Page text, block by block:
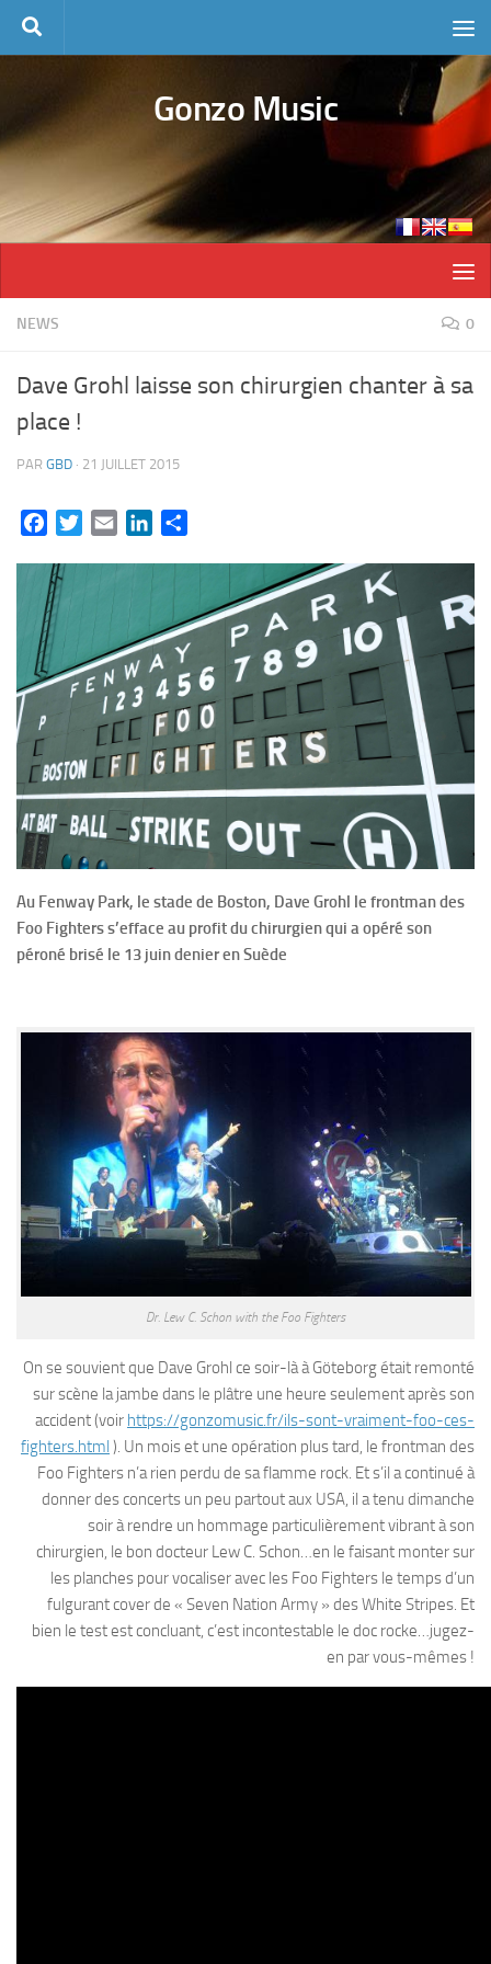
Skip to content
Gonzo Music
NEWS 0
Dave Grohl laisse son chirurgien chanter à sa
place !
PAR GBD · 21 JUILLET 2015
FacebookTwitterEmail LinkedIn
Au Fenway Park, le stade de Boston, Dave Grohl le frontman des
Foo Fighters s’efface au profit du chirurgien qui a opéré son
péroné brisé le 13 juin denier en Suède
Dr. Lew C. Schon with the Foo Fighters
On se souvient que Dave Grohl ce soir-là à Göteborg était remonté
sur scène la jambe dans le plâtre une heure seulement après son
accident (voir https://gonzomusic.fr/ils-sont-vraiment-foo-ces-
fighters.html ). Un mois et une opération plus tard, le frontman des
Foo Fighters n’a rien perdu de sa flamme rock. Et s’il a continué à
donner des concerts un peu partout aux USA, il a tenu dimanche
soir à rendre un hommage particulièrement vibrant à son
chirurgien, le bon docteur Lew C. Schon…en le faisant monter sur
les planches pour vocaliser avec les Foo Fighters le temps d’un
fulgurant cover de « Seven Nation Army » des White Stripes. Et
bien le test est concluant, c’est incontestable le doc rocke…jugez-
en par vous-mêmes !